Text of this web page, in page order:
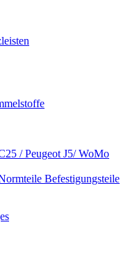
/ Peugeot J5/ WoMo
Befestigungsteile